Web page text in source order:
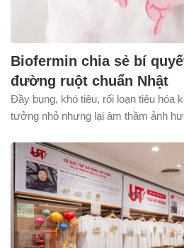
Biofermin chia sẻ bí
đường ruột chuẩn Nhật
Đầy bụng, khó tiêu, rối loạn tiêu hóa
tưởng nhỏ nhưng lại âm thầm ảnh
bắt đầu quan tâm khi triệu chứng đã
nhân gốc rễ - sự mất cân bằng hệ vi
thầm tích tụ từ rất lâu trước đó.